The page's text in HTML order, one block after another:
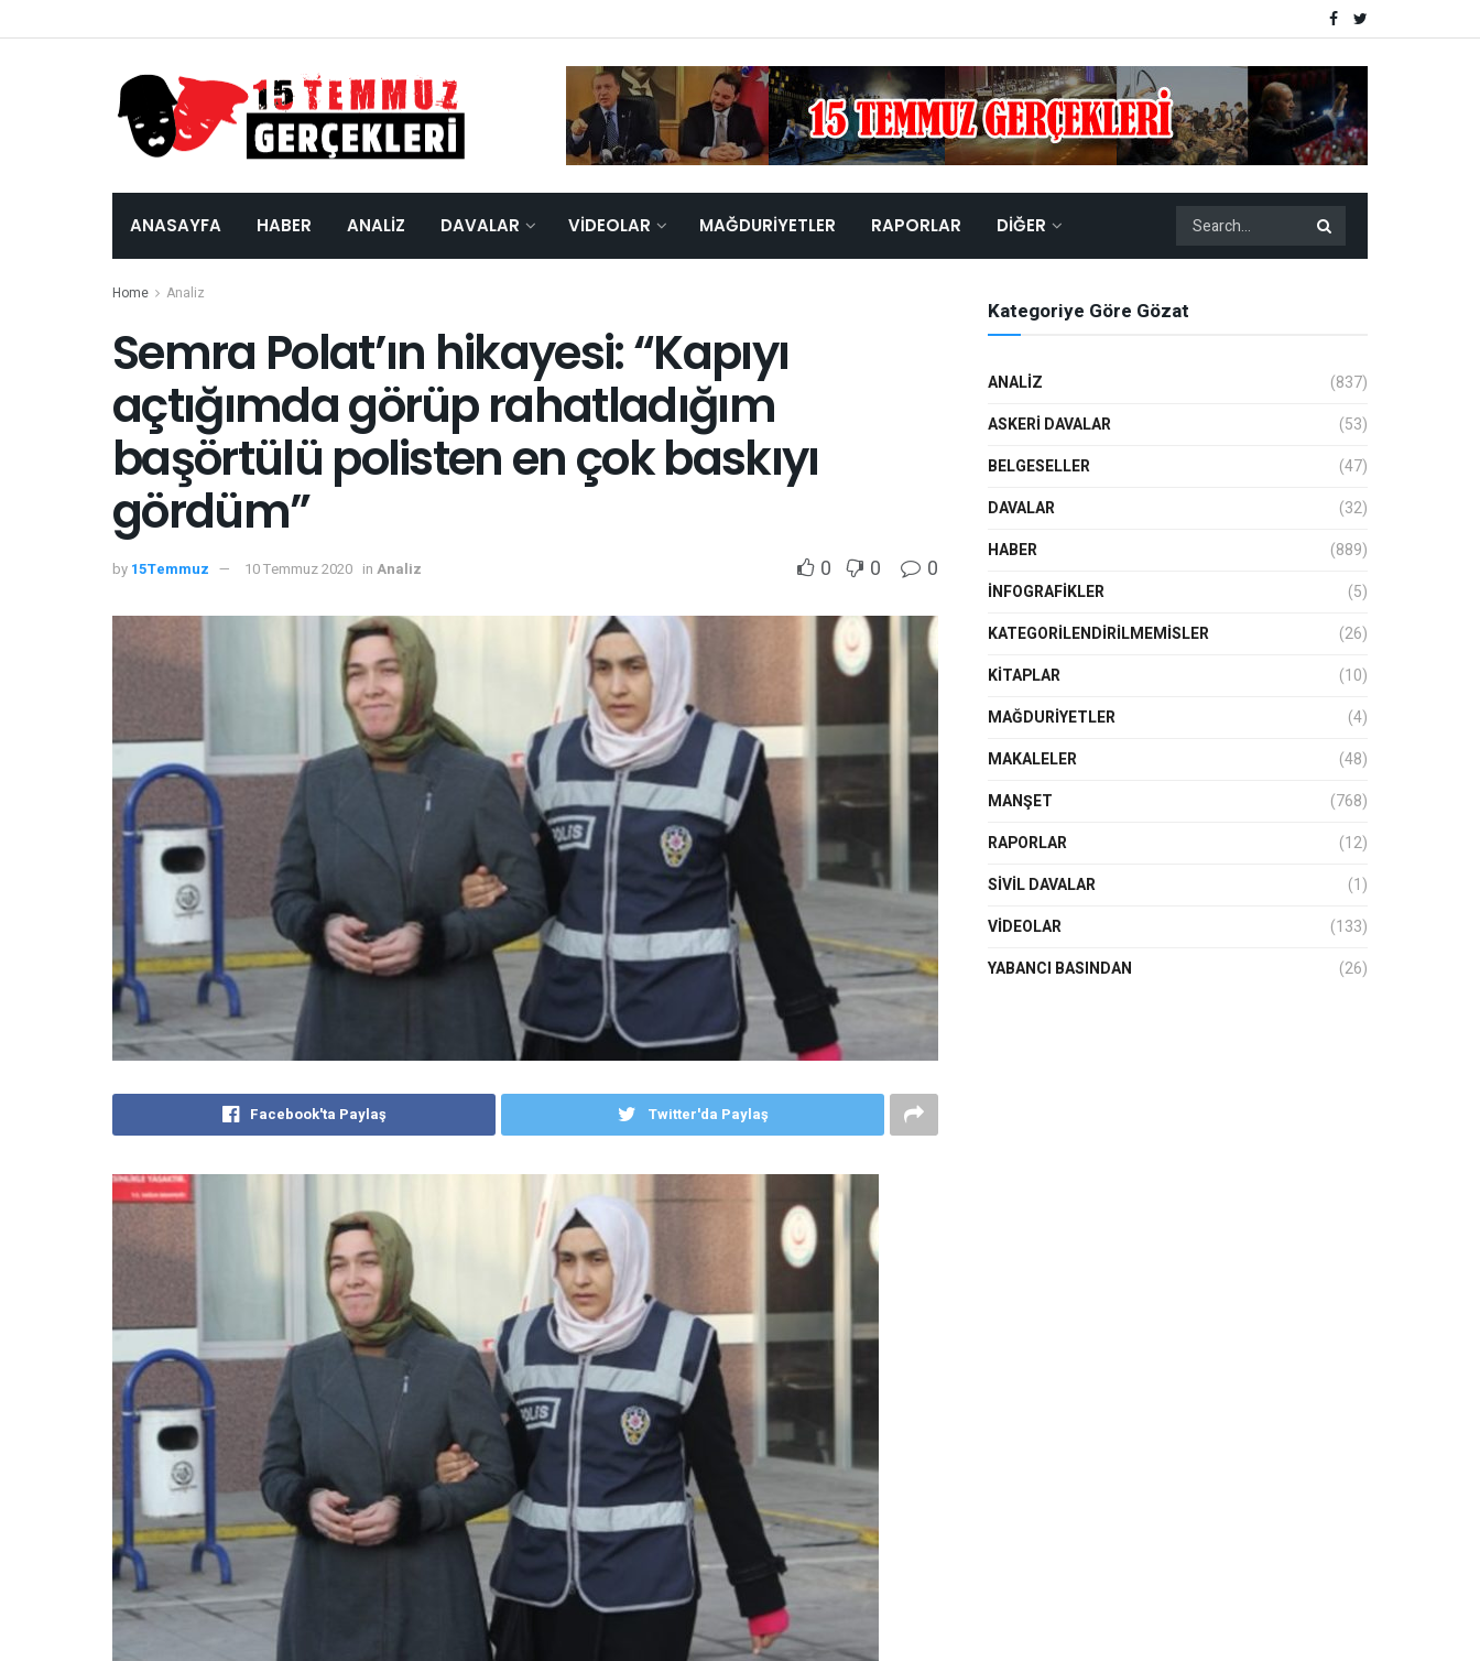
ANASAYFA HABER ANALIZ DAVALAR VIDEOLAR MAĞDURIYETLER RAPORLAR DIĞER
Home Analiz
Semra Polat’ın hikayesi: “Kapıyı
açtığımda görüp rahatladığım
başörtülü polisten en çok baskıyı
gördüm”
by 15Temmuz 10 Temmuz 2020 in Analiz 0 0 0
Facebook'ta Paylaş Twitter'da Paylaş
Kategoriye Göre Gözat
ANALIZ
(837)
ASKERI DAVALAR
(53)
BELGESELLER
(47)
DAVALAR
(32)
HABER
(889)
İNFOGRAFIKLER
(5)
KATEGORILENDIRILMEMISLER
(26)
KITAPLAR
(10)
MAĞDURIYETLER
(4)
MAKALELER
(48)
MANŞET
(768)
RAPORLAR
(12)
SIVIL DAVALAR
(1)
VIDEOLAR
(133)
YABANCI BASINDAN
(26)